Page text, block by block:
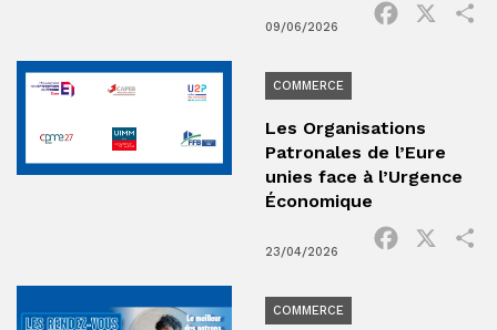
09/06/2026
Facebook
COMMERCE
Les Organisations
Patronales de l’Eure
unies face à l’Urgence
Économique
23/04/2026
Facebook
COMMERCE